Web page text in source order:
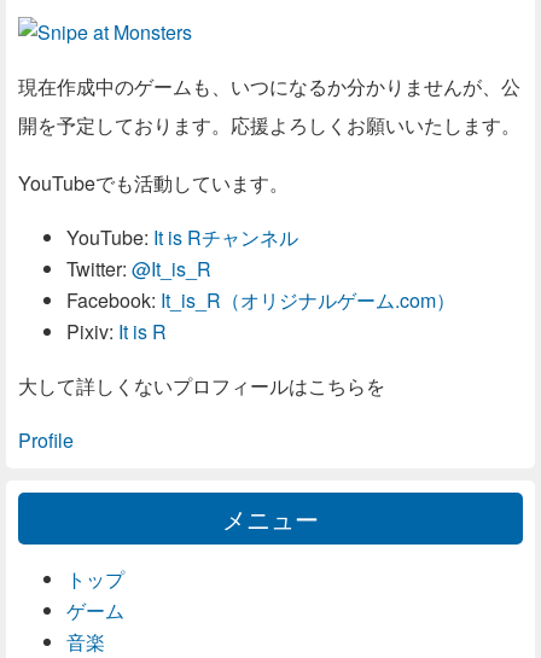
現在作成中のゲームも、いつになるか分かりませんが、公
開を予定しております。応援よろしくお願いいたします。
YouTubeでも活動しています。
YouTube: It is Rチャンネル
Twitter: @It_is_R
Facebook: It_is_R（オリジナルゲーム.com）
Pixiv: It is R
大して詳しくないプロフィールはこちらを
Profile
メニュー
トップ
ゲーム
音楽